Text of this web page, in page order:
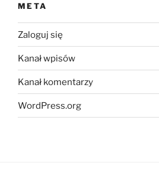
META
Zaloguj się
Kanał wpisów
Kanał komentarzy
WordPress.org